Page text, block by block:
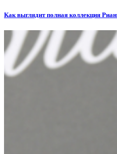
Как выглядит полная коллекция